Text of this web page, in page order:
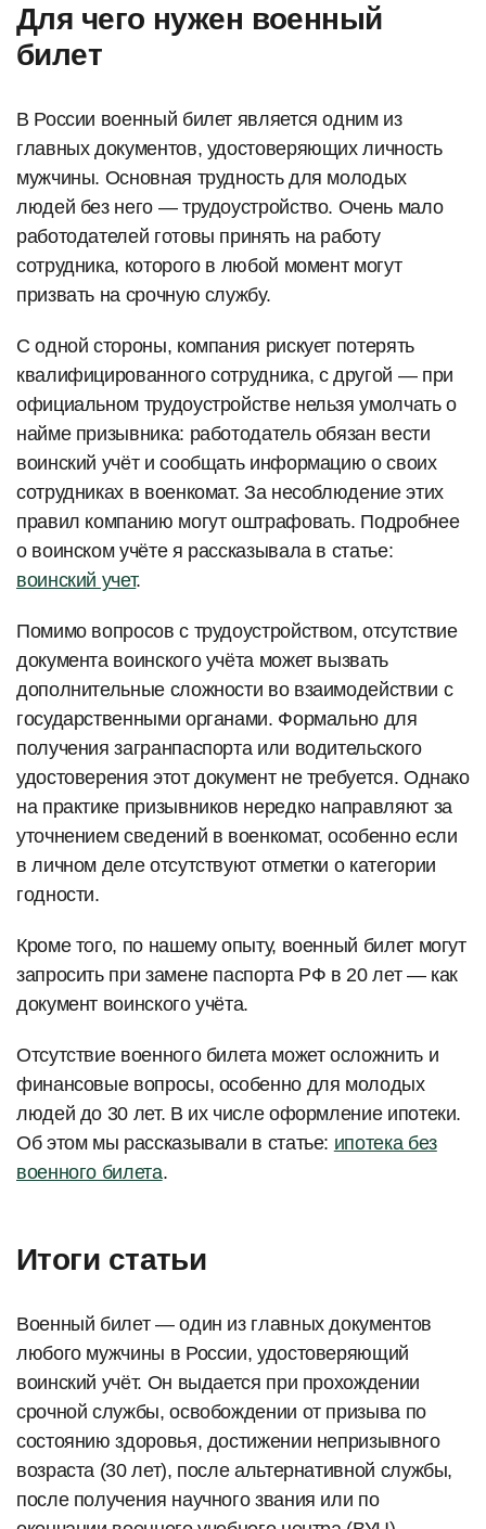
Для чего нужен военный
билет
В России военный билет является одним из
главных документов, удостоверяющих личность
мужчины. Основная трудность для молодых
людей без него — трудоустройство. Очень мало
работодателей готовы принять на работу
сотрудника, которого в любой момент могут
призвать на срочную службу.
С одной стороны, компания рискует потерять
квалифицированного сотрудника, с другой — при
официальном трудоустройстве нельзя умолчать о
найме призывника: работодатель обязан вести
воинский учёт и сообщать информацию о своих
сотрудниках в военкомат. За несоблюдение этих
правил компанию могут оштрафовать. Подробнее
о воинском учёте я рассказывала в статье:
воинский учет.
Помимо вопросов с трудоустройством, отсутствие
документа воинского учёта может вызвать
дополнительные сложности во взаимодействии с
государственными органами. Формально для
получения загранпаспорта или водительского
удостоверения этот документ не требуется. Однако
на практике призывников нередко направляют за
уточнением сведений в военкомат, особенно если
в личном деле отсутствуют отметки о категории
годности.
Кроме того, по нашему опыту, военный билет могут
запросить при замене паспорта РФ в 20 лет — как
документ воинского учёта.
Отсутствие военного билета может осложнить и
финансовые вопросы, особенно для молодых
людей до 30 лет. В их числе оформление ипотеки.
Об этом мы рассказывали в статье: ипотека без
военного билета.
Итоги статьи
Военный билет — один из главных документов
любого мужчины в России, удостоверяющий
воинский учёт. Он выдается при прохождении
срочной службы, освобождении от призыва по
состоянию здоровья, достижении непризывного
возраста (30 лет), после альтернативной службы,
после получения научного звания или по